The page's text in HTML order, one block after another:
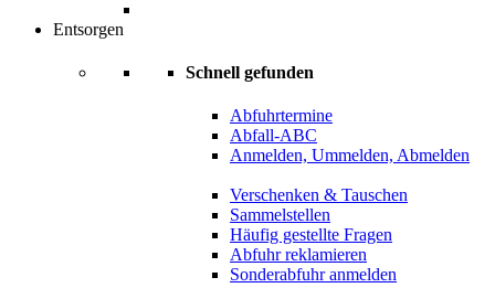
Entsorgen
Schnell gefunden
Abfuhrtermine
Abfall-ABC
Anmelden, Ummelden, Abmelden
Verschenken & Tauschen
Sammelstellen
Häufig gestellte Fragen
Abfuhr reklamieren
Sonderabfuhr anmelden